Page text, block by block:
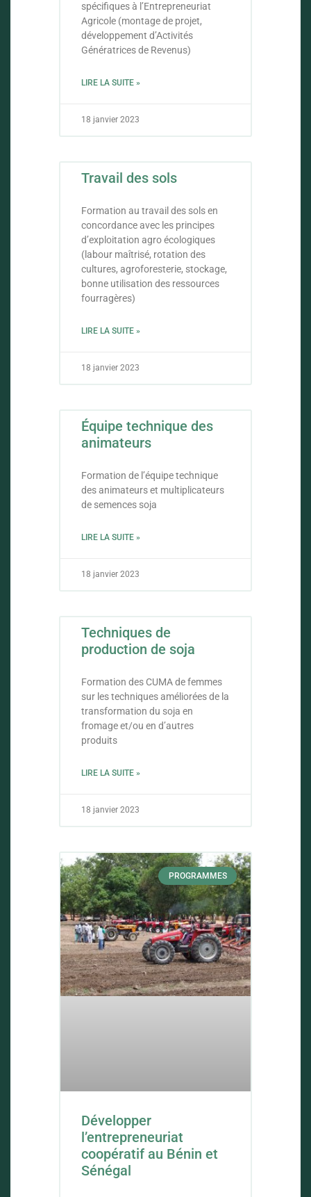
spécifiques à l’Entrepreneuriat
Agricole (montage de projet,
développement d’Activités
Génératrices de Revenus)
LIRE LA SUITE »
18 janvier 2023
Travail des sols
Formation au travail des sols en
concordance avec les principes
d’exploitation agro écologiques
(labour maîtrisé, rotation des
cultures, agroforesterie, stockage,
bonne utilisation des ressources
fourragères)
LIRE LA SUITE »
18 janvier 2023
Équipe technique des
animateurs
Formation de l’équipe technique
des animateurs et multiplicateurs
de semences soja
LIRE LA SUITE »
18 janvier 2023
Techniques de
production de soja
Formation des CUMA de femmes
sur les techniques améliorées de la
transformation du soja en
fromage et/ou en d’autres
produits
LIRE LA SUITE »
18 janvier 2023
PROGRAMMES
Développer
l’entrepreneuriat
coopératif au Bénin et
Sénégal